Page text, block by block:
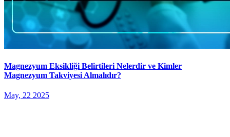
Magnezyum Eksikliği Belirtileri Nelerdir ve Kimler
Magnezyum Takviyesi Almalıdır?
May, 22 2025